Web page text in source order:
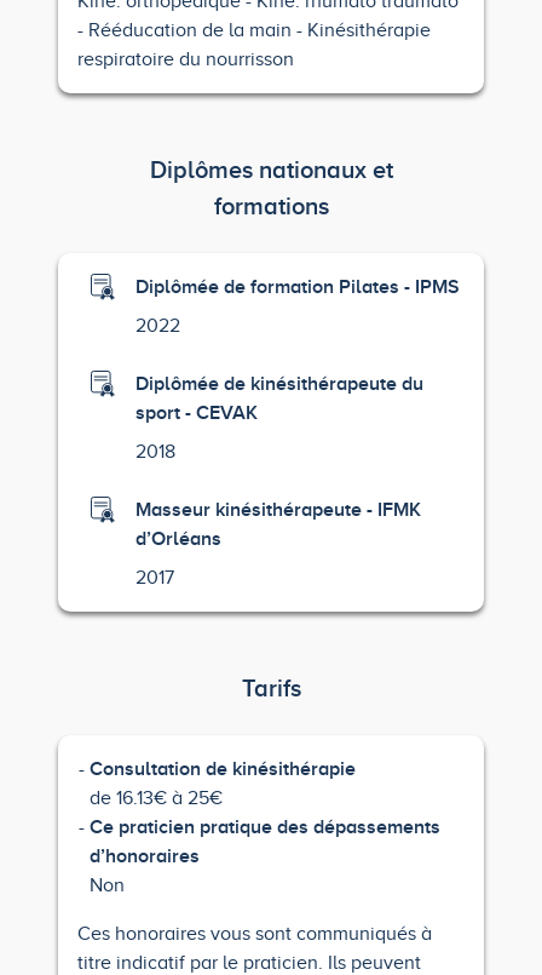
Rééducation de la main
Kinésithérapie
respiratoire du nourrisson
Diplômes nationaux et
formations
Diplômée de formation Pilates - IPMS
2022
Diplômée de kinésithérapeute du
sport - CEVAK
2018
Masseur kinésithérapeute - IFMK
d’Orléans
2017
Tarifs
Consultation de kinésithérapie
de 16.13€ à 25€
Ce praticien pratique des dépassements
d’honoraires
Non
Ces honoraires vous sont communiqués à
titre indicatif par le praticien. Ils peuvent